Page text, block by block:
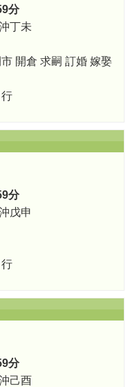
分
丁未
開倉 求嗣 訂婚 嫁娶
分
戊申
分
己酉